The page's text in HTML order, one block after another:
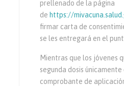
prellenado de la página
dehttps://
firmar carta de
se les entregará en el
Mientras que los jóvenes
segunda dosis
comprobante de